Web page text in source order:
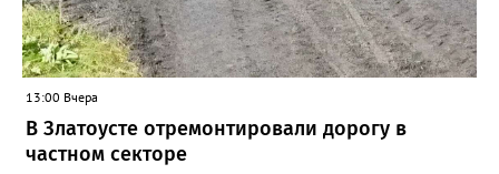
13:00 Вчера
В Златоусте отремонтировали дорогу в
частном секторе